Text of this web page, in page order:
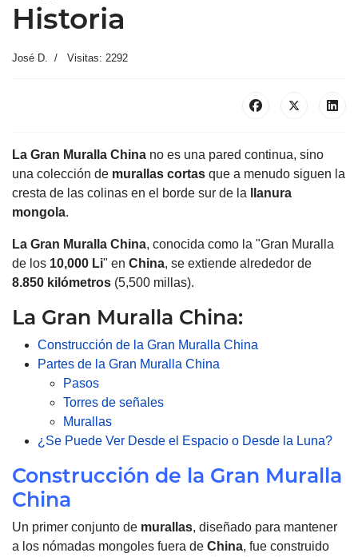
Historia
José D. Visitas: 2292
La Gran Muralla China no es una pared continua, sino
una colección de murallas cortas que a menudo siguen la
cresta de las colinas en el borde sur de la
llanura
mongola.
La Gran Muralla China, conocida como la "Gran Muralla
de los 10,000 Li" en China, se extiende alrededor de
8.850 kilómetros (5,500 millas).
La Gran Muralla China:
Construcción de la Gran Muralla China
Partes de la Gran Muralla China
Pasos
Torres de señales
Murallas
¿Se Puede Ver Desde el Espacio o Desde la Luna?
Construcción de la Gran Muralla
China
Un primer conjunto de murallas, diseñado para mantener
a los nómadas mongoles fuera de China, fue construido